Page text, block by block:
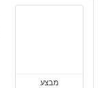
מבצע